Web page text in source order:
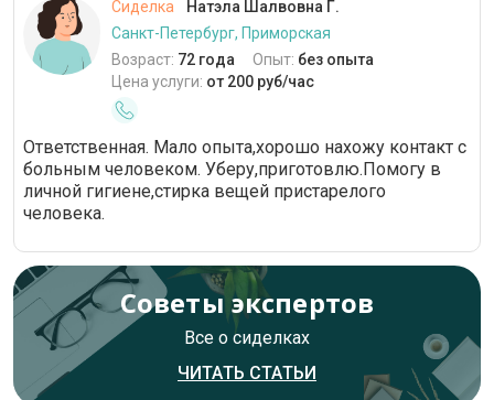
Сиделка
Натэла Шалвовна Г.
Санкт-Петербург, Приморская
Возраст: 72 года Опыт: без опыта
Цена услуги: от 200 руб/час
Ответственная. Мало опыта,хорошо нахожу контакт с
больным человеком. Уберу,приготовлю.Помогу в
личной гигиене,стирка вещей пристарелого
человека.
Советы экспертов
Все о сиделках
ЧИТАТЬ СТАТЬИ